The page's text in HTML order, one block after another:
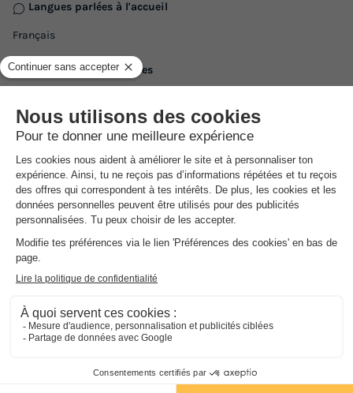
Langues parlées à l'accueil
Français
Informations pratiques
NRA :
Espaceaquatique
(les montants indiqués sont susceptibles d'évoluer au cours de la saison et sont
Dans
Piscine extérieure non chauffée
Piscine extérieure non chauffée